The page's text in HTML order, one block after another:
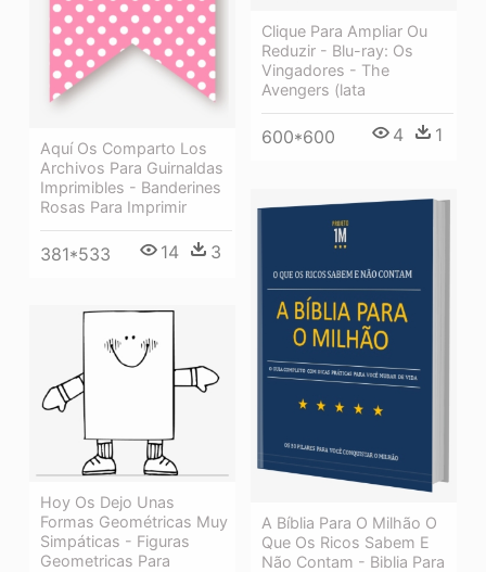
Clique Para Ampliar Ou
Reduzir - Blu-ray: Os
Vingadores - The
Avengers (lata
600*600 4 1
Aquí Os Comparto Los
Archivos Para Guirnaldas
Imprimibles - Banderines
Rosas Para Imprimir
381*533 14 3
A Bíblia Para O Milhão O
Que Os Ricos Sabem E
Não Contam - Biblia Para
Hoy Os Dejo Unas
Formas Geométricas Muy
Simpáticas - Figuras
Geometricas Para